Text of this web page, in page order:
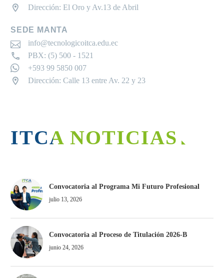
Dirección: El Oro y Av.13 de Abril
SEDE MANTA
info@tecnologicoitca.edu.ec
PBX: (5) 500 - 1521
+593 99 5850 007
Dirección: Calle 13 entre Av. 22 y 23
ITCA NOTICIAS
Convocatoria al Programa Mi Futuro Profesional
julio 13, 2026
Convocatoria al Proceso de Titulación 2026-B
junio 24, 2026